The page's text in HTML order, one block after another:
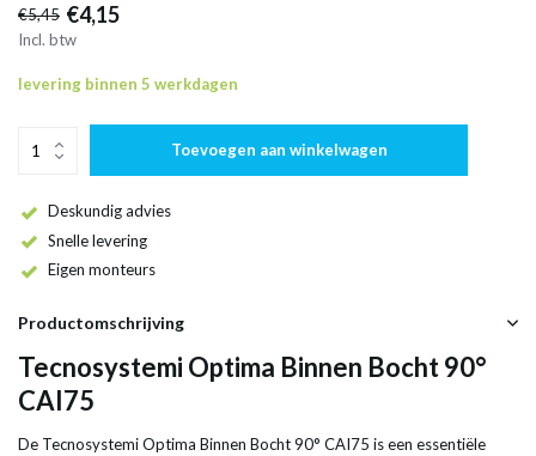
€5,45 €4,15
Incl. btw
levering binnen 5 werkdagen
Toevoegen aan winkelwagen
Deskundig advies
Snelle levering
Eigen monteurs
Productomschrijving
Tecnosystemi Optima Binnen Bocht 90°
CAI75
De Tecnosystemi Optima Binnen Bocht 90° CAI75 is een essentiële